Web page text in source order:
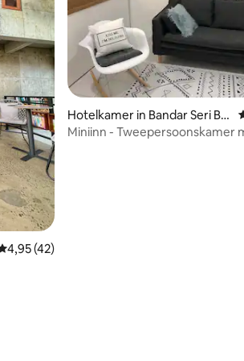
beoordeling van 4,95 op 5, 42
4,95 (42)
Hotelkamer in Bandar Seri Be
gawan
Miniinn - Tweepersoonskamer